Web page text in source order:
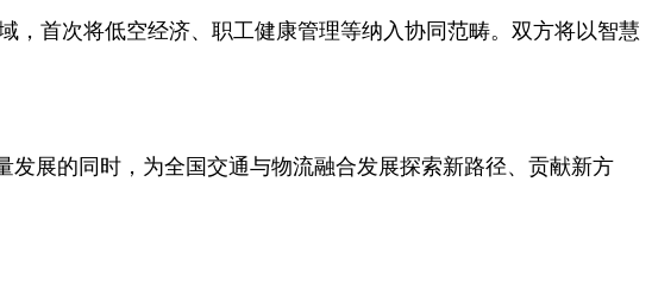
，首次将低空经济、职工健康管理等纳入协同范畴。双方将以智慧
展的同时，为全国交通与物流融合发展探索新路径、贡献新方